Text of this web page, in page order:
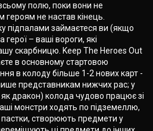
полю, поки вони не
не настав кінець.
підпалами займаєтеся ви (якщо
– ваші вороги, які
скарбницю. Keep The Heroes Out
в основному стартовою
в колоду більше 1-2 нових карт -
представникам нижчих рас; у
дракон) колода чудово працює зі
монстри ходять по підземеллю,
пастки, створюють предмети у